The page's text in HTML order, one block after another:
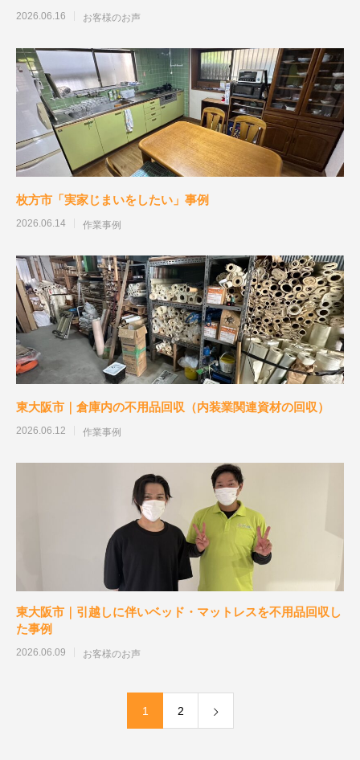
2026.06.16 お客様のお声
枚方市「実家じまいをしたい」事例
2026.06.14 作業事例
東大阪市｜倉庫内の不用品回収（内装業関連資材の回収）
2026.06.12 作業事例
東大阪市｜引越しに伴いベッド・マットレスを不用品回収し
た事例
2026.06.09 お客様のお声
1 2